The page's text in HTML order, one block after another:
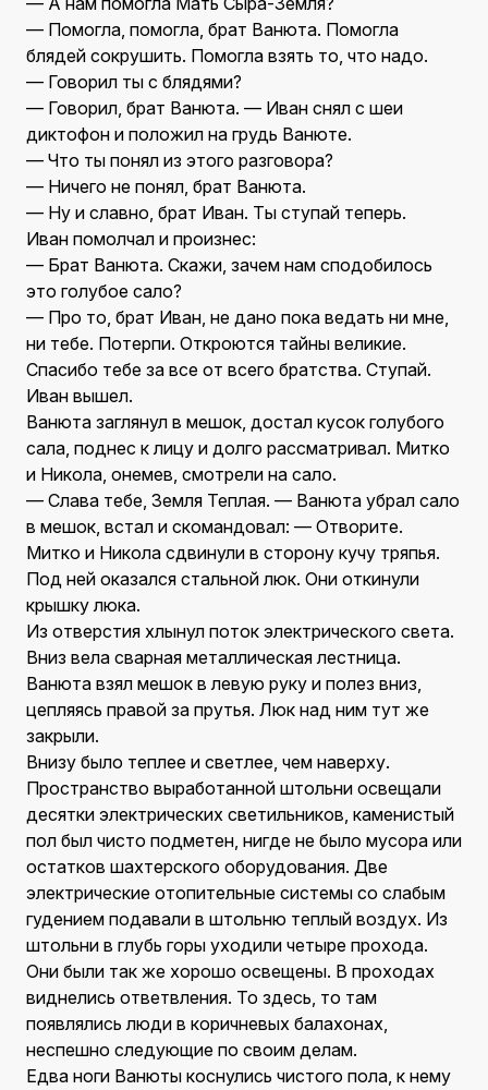
— Помогла, помогла, брат Ванюта. Помогла
блядей сокрушить. Помогла взять то, что надо.
— Говорил ты с блядями?
— Говорил, брат Ванюта. — Иван снял с шеи
диктофон и положил на грудь Ванюте.
— Что ты понял из этого разговора?
— Ничего не понял, брат Ванюта.
— Ну и славно, брат Иван. Ты ступай теперь.
Иван помолчал и произнес:
— Брат Ванюта. Скажи, зачем нам сподобилось
это голубое сало?
— Про то, брат Иван, не дано пока ведать ни мне,
ни тебе. Потерпи. Откроются тайны великие.
Спасибо тебе за все от всего братства. Ступай.
Иван вышел.
Ванюта заглянул в мешок, достал кусок голубого
сала, поднес к лицу и долго рассматривал. Митко
и Никола, онемев, смотрели на сало.
— Слава тебе, Земля Теплая. — Ванюта убрал сало
в мешок, встал и скомандовал: — Отворите.
Митко и Никола сдвинули в сторону кучу тряпья.
Под ней оказался стальной люк. Они откинули
крышку люка.
Из отверстия хлынул поток электрического света.
Вниз вела сварная металлическая лестница.
Ванюта взял мешок в левую руку и полез вниз,
цепляясь правой за прутья. Люк над ним тут же
закрыли.
Внизу было теплее и светлее, чем наверху.
Пространство выработанной штольни освещали
десятки электрических светильников, каменистый
пол был чисто подметен, нигде не было мусора или
остатков шахтерского оборудования. Две
электрические отопительные системы со слабым
гудением подавали в штольню теплый воздух. Из
штольни в глубь горы уходили четыре прохода.
Они были так же хорошо освещены. В проходах
виднелись ответвления. То здесь, то там
появлялись люди в коричневых балахонах,
неспешно следующие по своим делам.
Едва ноги Ванюты коснулись чистого пола, к нему